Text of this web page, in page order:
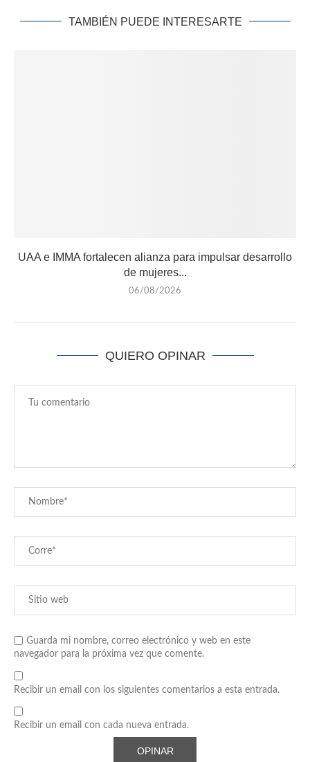
TAMBIÉN PUEDE INTERESARTE
UAA e IMMA fortalecen alianza para impulsar desarrollo
de mujeres...
06/08/2026
QUIERO OPINAR
Guarda mi nombre, correo electrónico y web en este
navegador para la próxima vez que comente.
Recibir un email con los siguientes comentarios a esta entrada.
Recibir un email con cada nueva entrada.